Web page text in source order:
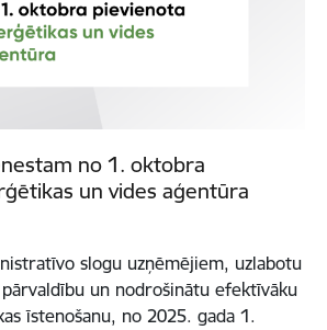
no 1. oktobra
un vides aģentūra
slogu uzņēmējiem, uzlabotu
pārvaldību un nodrošinātu efektīvāku
īstenošanu, no 2025. gada 1.